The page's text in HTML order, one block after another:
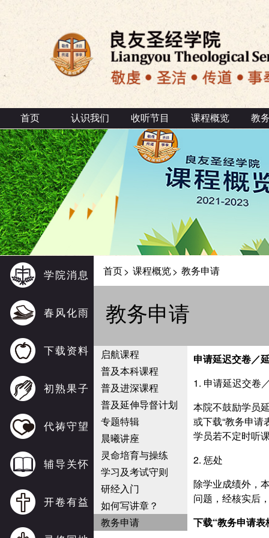
首页 认识我们 收听节目 课程概览 教
学院消息
春风化雨
下载资料
初熟果子
代祷守望
辅导关怀
开卷有益
首页> 课程概览> 教务申请
教务申请
启航课程
普及本科课程
普及进深课程
普及延伸导督计划
专题特辑
晨曦讲座
灵命培育与操练
学习及考试守则
研经入门
如何写讲章？
教务申请
申请延迟交卷／
1. 申请延迟交卷
本院不鼓励学员
或下载“教务申
学员若不定时听
2. 惩处
除学业成绩外，
问题，经核实后
下载“教务申请表